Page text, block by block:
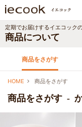
商品をさがす
定期でお届けするイエコック
商品について
HOME 商品をさがす
商品をさがす -